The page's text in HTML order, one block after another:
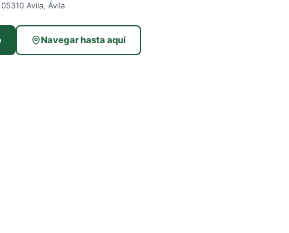
Avila, Ávila
Navegar hasta aquí